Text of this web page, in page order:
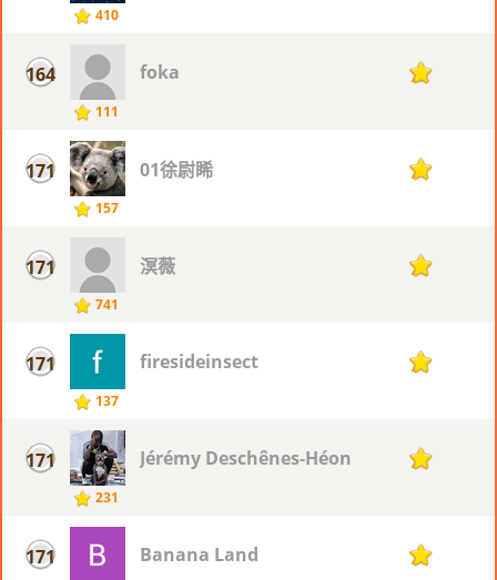
410
164
111
foka 72
171
157
01徐尉睎 71
171
741
溟薇 71
171
137
firesideinsect 71
171
231
Jérémy Deschênes-Héon 71
171 Banana Land 71